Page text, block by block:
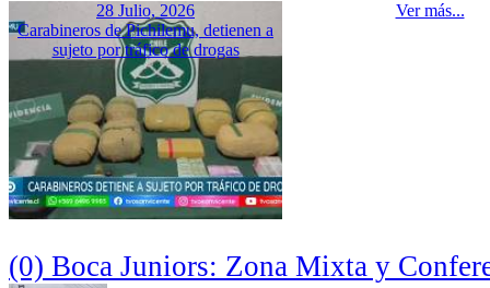
28 Julio, 2026
Carabineros de Pichilemu, detienen a
sujeto por tráfico de drogas
Ver más...
(0) Boca Juniors: Zona Mixta y